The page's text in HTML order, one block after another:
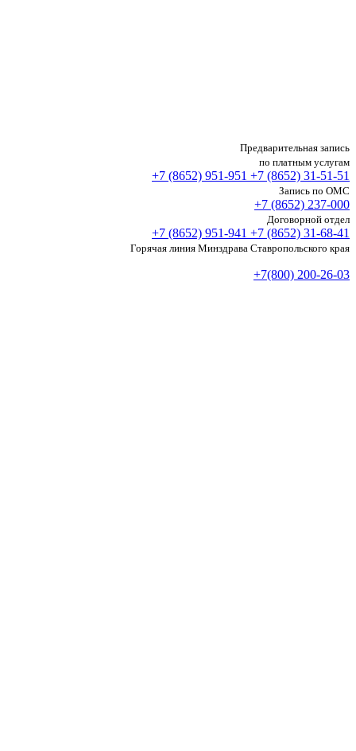
Предварительная запись
по платным услугам
+7 (8652) 951-951 +7 (8652) 31-51-51
Запись по ОМС
+7 (8652) 237-000
Договорной отдел
+7 (8652) 951-941 +7 (8652) 31-68-41
Горячая линия Минздрава Ставропольского края
+7(800) 200-26-03